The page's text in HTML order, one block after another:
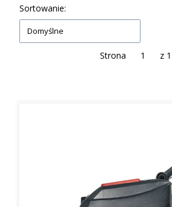
Lista produktów
Sortowanie:
Domyślne
Strona z 1